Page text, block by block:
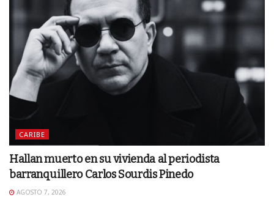
CARIBE
Hallan muerto en su vivienda al periodista
barranquillero Carlos Sourdis Pinedo
AGOSTO 7, 2026